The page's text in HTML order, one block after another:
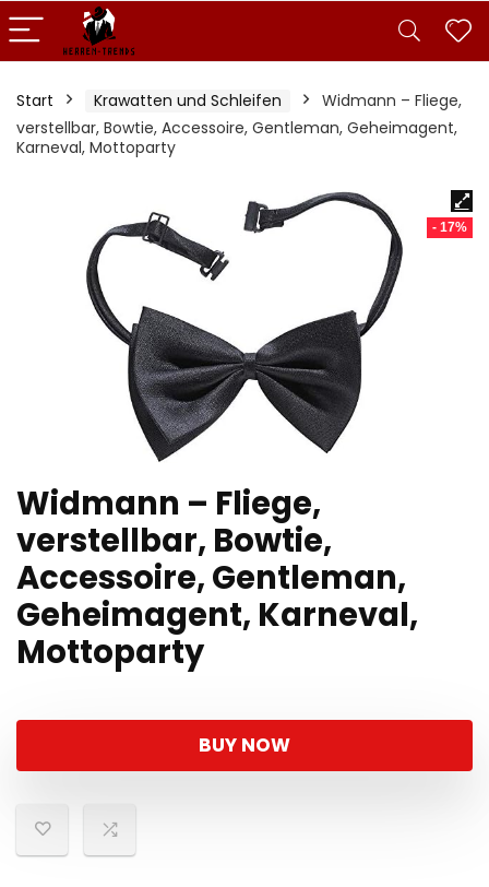
Start Krawatten und Schleifen
Widmann – Fliege,
verstellbar, Bowtie, Accessoire, Gentleman, Geheimagent,
Karneval, Mottoparty
- 17%
Widmann – Fliege,
verstellbar, Bowtie,
Accessoire, Gentleman,
Geheimagent, Karneval,
Mottoparty
BUY NOW